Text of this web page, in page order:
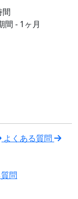
間
間 - 1ヶ月
よくある質問
問